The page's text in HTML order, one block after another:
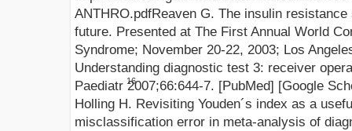
ANTHRO.pdf
16
Reaven G. The insulin
future. Presented at The First Annual World
Syndrome; November 20-22, 2003; Los
Understanding diagnostic test 3: receiver
Paediatr 2007;66:644-7. [PubMed] [Google
Holling H. Revisiting Youden´s index as a
misclassification error in meta-analysis of